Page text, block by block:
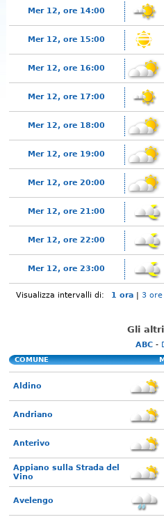
Mer 12, ore 14:00
Mer 12, ore 15:00
Mer 12, ore 16:00
Mer 12, ore 17:00
Mer 12, ore 18:00
Mer 12, ore 19:00
Mer 12, ore 20:00
Mer 12, ore 21:00
Mer 12, ore 22:00
Mer 12, ore 23:00
Visualizza intervalli di: 1 ora | 3 ore
Gli
ABC-
COMUNE
Aldino
Andriano
Anterivo
Appiano sulla Strada del
Vino
Avelengo